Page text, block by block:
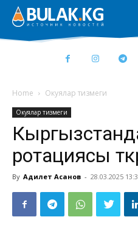
Home Окуялар тизмеги
Окуялар тизмеги
ротациясы
By Адилет Асанов - 28.03.2025